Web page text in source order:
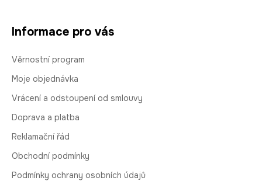
Informace pro vás
Věrnostní program
Moje objednávka
Vrácení a odstoupení od smlouvy
Doprava a platba
Reklamační řád
Obchodní podmínky
Podmínky ochrany osobních údajů